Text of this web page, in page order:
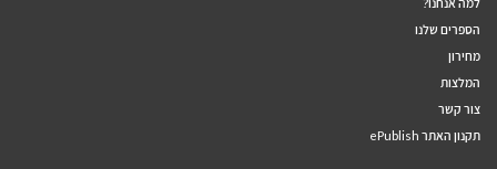
למה אנחנו?
הספרים שלנו
מחירון
המלצות
צור קשר
תקנון האתר ePublish